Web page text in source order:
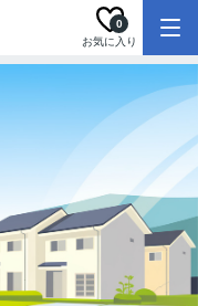
お気に入り
0